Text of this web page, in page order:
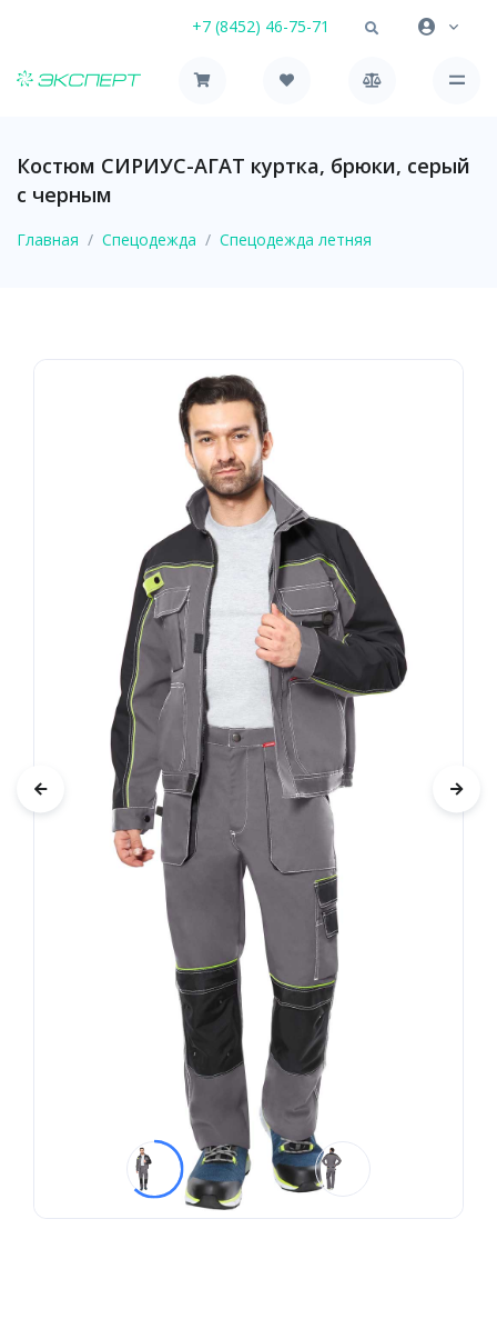
+7 (8452) 46-75-71
Костюм СИРИУС-АГАТ куртка, брюки, серый
с черным
Главная Спецодежда Спецодежда летняя